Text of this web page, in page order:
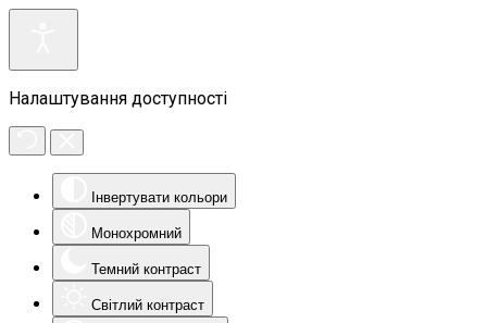
Налаштування доступності
Інвертувати кольори
Монохромний
Темний контраст
Світлий контраст